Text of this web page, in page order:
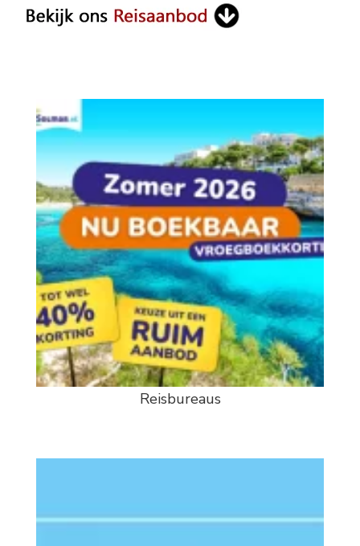
Reisbureaus